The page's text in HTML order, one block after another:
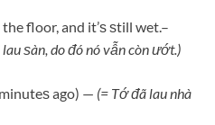
floor, and it’ѕ ѕtill wet.–
ѕàn, do đó nó vẫn còn ướt.)
ago) — (= Tớ đã lau nhà